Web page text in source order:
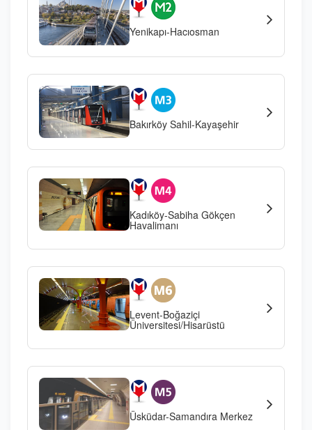
Yenikapı-Hacıosman
Bakırköy Sahil-Kayaşehir
Kadıköy-Sabiha Gökçen
Havalimanı
Levent-Boğaziçi
Üniversitesi/Hisarüstü
Üsküdar-Samandıra Merkez